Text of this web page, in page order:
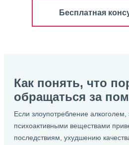
Бесплатная
Как понять, что
обращаться за
Если злоупотребление
психоактивными веществами
последствиям, ухудшению